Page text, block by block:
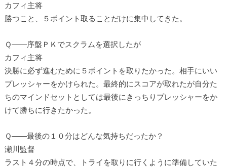
カフィ主将
勝つこと、５ポイント取ることだけに集中してきた。
Ｑ――序盤ＰＫでスクラムを選択したが
カフィ主将
決勝に必ず進むために５ポイントを取りたかった。相手にいい
プレッシャーをかけられた。最終的にスコアが取れたが自分た
ちのマインドセットとしては最後にきっちりプレッシャーをか
けて勝ちに行きたかった。
Ｑ――最後の１０分はどんな気持ちだったか？
瀬川監督
ラスト４分の時点で、トライを取りに行くように準備していた